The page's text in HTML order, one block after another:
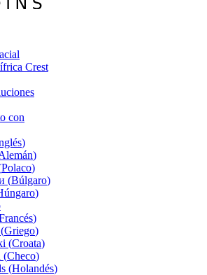
Crest
con
)
)
Polaco)
(Búlgaro)
)
)
(Griego)
(Croata)
(Checo)
(Holandés)